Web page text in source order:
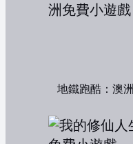
地鐵跑酷：澳洲